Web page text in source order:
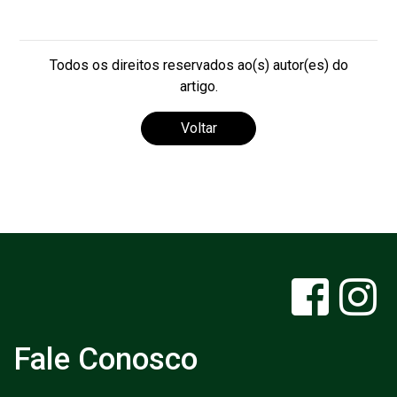
Todos os direitos reservados ao(s) autor(es) do
artigo.
Voltar
Fale Conosco